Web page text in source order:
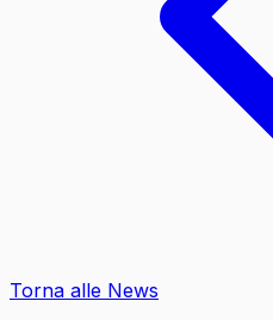
Torna alle News